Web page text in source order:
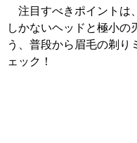
注目すべきポイントは
しかないヘッドと極小の
う、普段から眉毛の剃り
ェック！